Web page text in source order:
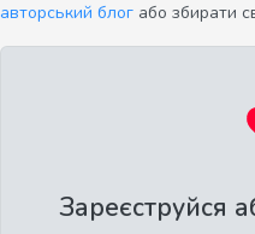
авторський блог або збирати
Зареєструйся